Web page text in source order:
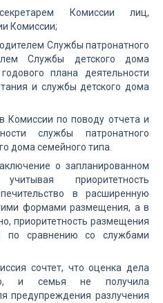
Комиссии лиц,
Комиссии;
Службы патронатного
Службы детского дома
плана деятельности
и службы детского дома
Комиссии по поводу отчета и
службы патронатного
дома семейного типа.
о запланированном
приоритетность
в расширенную
формами размещения, а в
приоритетность размещения
по сравнению со службами
сочтет, что оценка дела
и семья не получила
предупреждения разлучения